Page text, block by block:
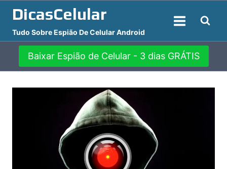
para
Conteúdo
DicasCelular
Tudo Sobre Espião De Celular Android
Baixar Espião de Celular - 3 dias GRÁTIS